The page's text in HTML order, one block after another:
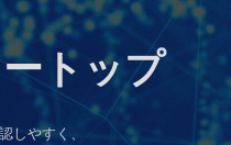
トップ
しやすく、